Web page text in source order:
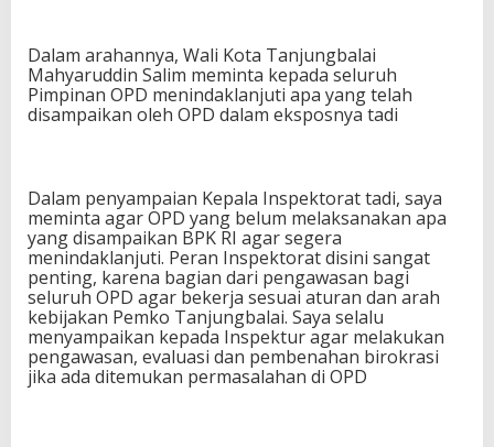
Dalam arahannya, Wali Kota Tanjungbalai
Mahyaruddin Salim meminta kepada seluruh
Pimpinan OPD menindaklanjuti apa yang telah
disampaikan oleh OPD dalam eksposnya tadi
Dalam penyampaian Kepala Inspektorat tadi, saya
meminta agar OPD yang belum melaksanakan apa
yang disampaikan BPK RI agar segera
menindaklanjuti. Peran Inspektorat disini sangat
penting, karena bagian dari pengawasan bagi
seluruh OPD agar bekerja sesuai aturan dan arah
kebijakan Pemko Tanjungbalai. Saya selalu
menyampaikan kepada Inspektur agar melakukan
pengawasan, evaluasi dan pembenahan birokrasi
jika ada ditemukan permasalahan di OPD